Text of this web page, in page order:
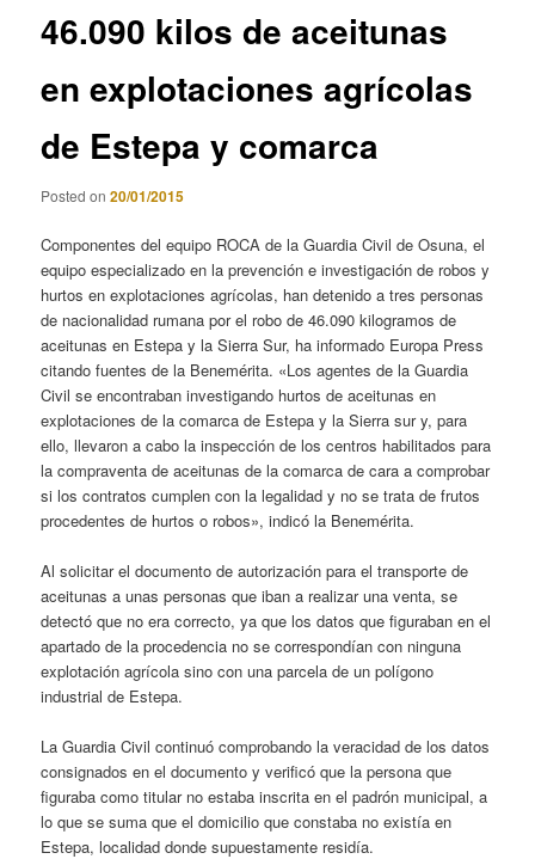
46.090 kilos de aceitunas
en explotaciones agrícolas
de Estepa y comarca
Posted on20/01/2015
Componentes del equipo ROCA de la Guardia Civil de Osuna, el
equipo especializado en la prevención e investigación de robos y
hurtos en explotaciones agrícolas, han detenido a tres personas
de nacionalidad rumana por el robo de 46.090 kilogramos de
aceitunas en Estepa y la Sierra Sur, ha informado Europa Press
citando fuentes de la Benemérita. «Los agentes de la Guardia
Civil se encontraban investigando hurtos de aceitunas en
explotaciones de la comarca de Estepa y la Sierra sur y, para
ello, llevaron a cabo la inspección de los centros habilitados para
la compraventa de aceitunas de la comarca de cara a comprobar
si los contratos cumplen con la legalidad y no se trata de frutos
procedentes de hurtos o robos», indicó la Benemérita.
Al solicitar el documento de autorización para el transporte de
aceitunas a unas personas que iban a realizar una venta, se
detectó que no era correcto, ya que los datos que figuraban en el
apartado de la procedencia no se correspondían con ninguna
explotación agrícola sino con una parcela de un polígono
industrial de Estepa.
La Guardia Civil continuó comprobando la veracidad de los datos
consignados en el documento y verificó que la persona que
figuraba como titular no estaba inscrita en el padrón municipal, a
lo que se suma que el domicilio que constaba no existía en
Estepa, localidad donde supuestamente residía.